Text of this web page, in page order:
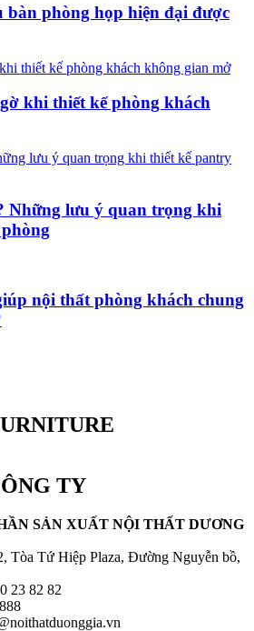
bàn phòng họp hiện đại được
khi thiết kế phòng khách
Những lưu ý quan trọng khi
nội thất phòng khách chung
TY
SẢN XUẤT NỘI THẤT DƯƠNG
Tòa Tứ Hiệp Plaza, Đường Nguyễn bồ,
23 82 82